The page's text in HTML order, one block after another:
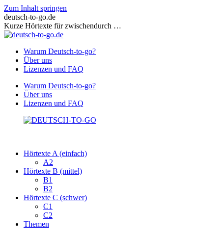
Zum Inhalt springen
deutsch-to-go.de
Kurze Hörtexte für zwischendurch …
Warum Deutsch-to-go?
Über uns
Lizenzen und FAQ
Warum Deutsch-to-go?
Über uns
Lizenzen und FAQ
Hörtexte A (einfach)
A2
Hörtexte B (mittel)
B1
B2
Hörtexte C (schwer)
C1
C2
Themen